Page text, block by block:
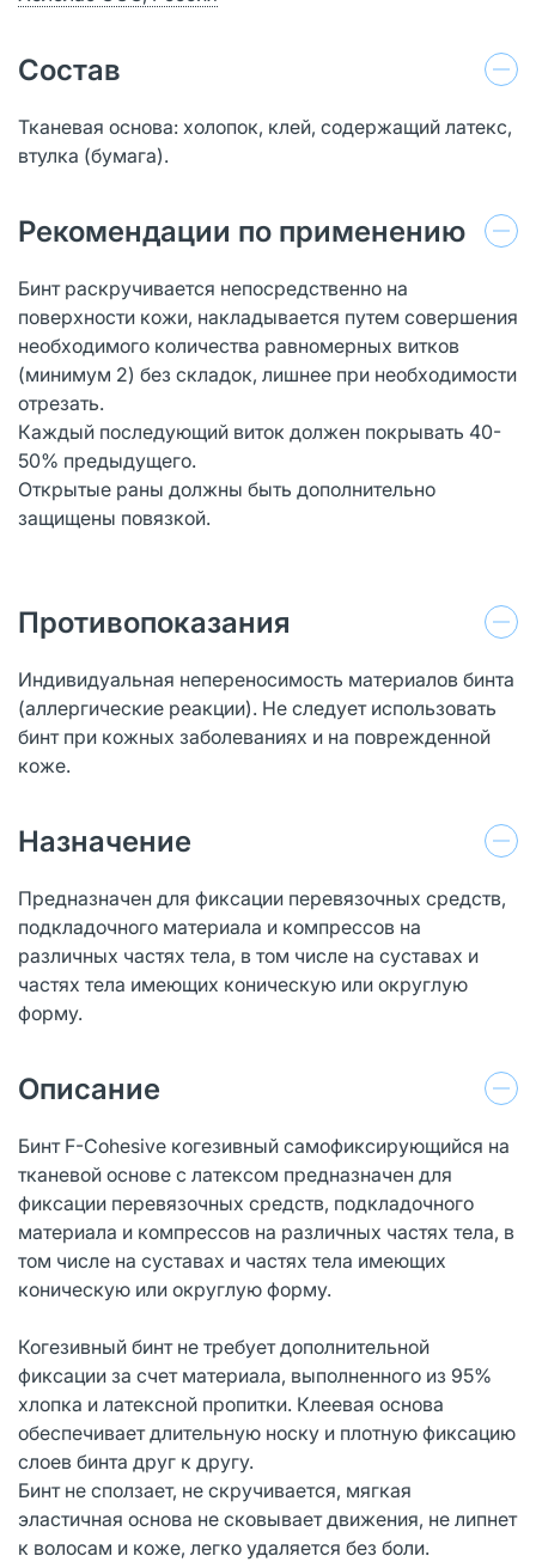
Состав
Тканевая основа: холопок, клей, содержащий латекс,
втулка (бумага).
Рекомендации по применению
Бинт раскручивается непосредственно на
поверхности кожи, накладывается путем совершения
необходимого количества равномерных витков
(минимум 2) без складок, лишнее при необходимости
отрезать.
Каждый последующий виток должен покрывать 40-
50% предыдущего.
Открытые раны должны быть дополнительно
защищены повязкой.
Противопоказания
Индивидуальная непереносимость материалов бинта
(аллергические реакции). Не следует использовать
бинт при кожных заболеваниях и на поврежденной
коже.
Назначение
Предназначен для фиксации перевязочных средств,
подкладочного материала и компрессов на
различных частях тела, в том числе на суставах и
частях тела имеющих коническую или округлую
форму.
Описание
Бинт F-Cohesive когезивный самофиксирующийся на
тканевой основе с латексом предназначен для
фиксации перевязочных средств, подкладочного
материала и компрессов на различных частях тела, в
том числе на суставах и частях тела имеющих
коническую или округлую форму.
Когезивный бинт не требует дополнительной
фиксации за счет материала, выполненного из 95%
хлопка и латексной пропитки. Клеевая основа
обеспечивает длительную носку и плотную фиксацию
слоев бинта друг к другу.
Бинт не сползает, не скручивается, мягкая
эластичная основа не сковывает движения, не липнет
к волосам и коже, легко удаляется без боли.